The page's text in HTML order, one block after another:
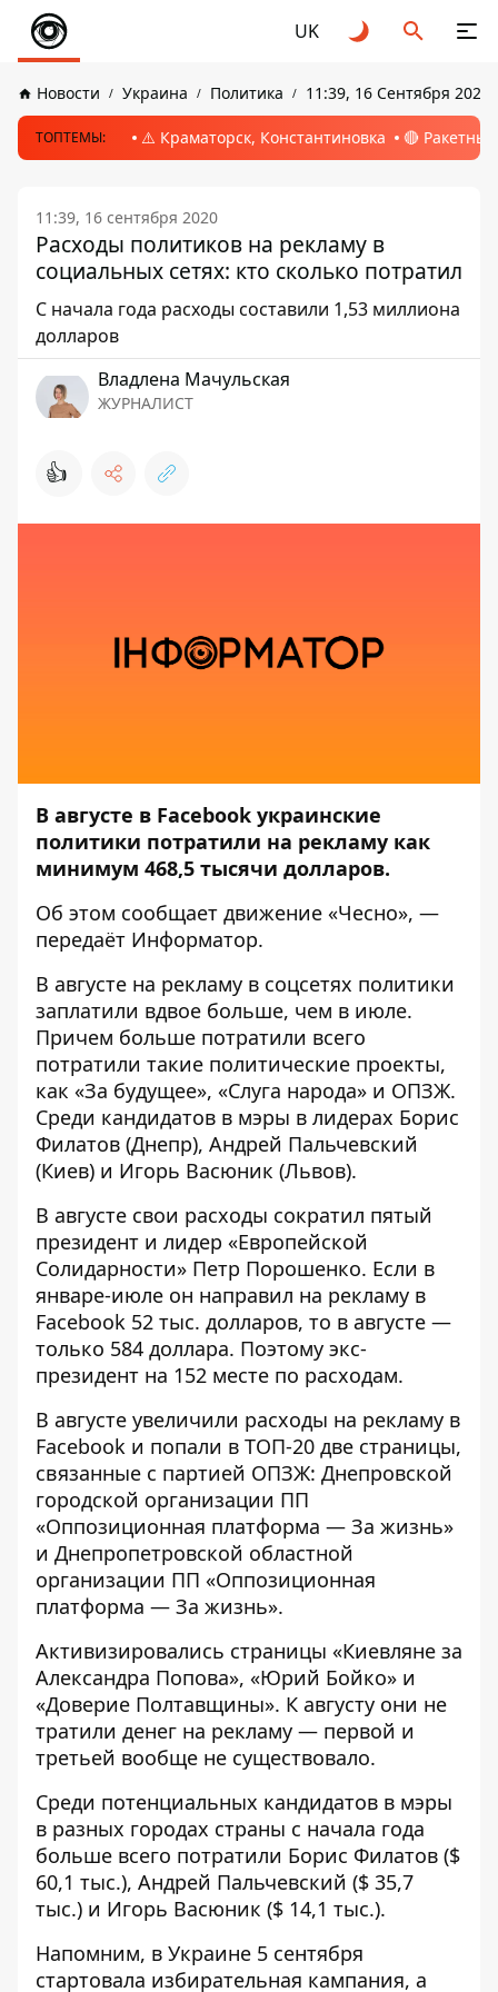
UK
Новости Украина Политика 11:39, 16 Сентября 2020
ТОПТЕМЫ: ⚠️ Краматорск, Константиновка 🔴
11:39, 16 сентября 2020
Расходы политиков на рекламу в
социальных сетях: кто сколько потратил
С начала года расходы составили 1,53 миллиона
долларов
Владлена Мачульская
ЖУРНАЛИСТ
👍
В августе в Facebook украинские
политики потратили на рекламу как
минимум 468,5 тысячи долларов.
Об этом сообщает движение «Чесно», —
передаёт Информатор.
В августе на рекламу в соцсетях политики
заплатили вдвое больше, чем в июле.
Причем больше потратили всего
потратили такие политические проекты,
как «За будущее», «Слуга народа» и ОПЗЖ.
Среди кандидатов в мэры в лидерах Борис
Филатов (Днепр), Андрей Пальчевский
(Киев) и Игорь Васюник (Львов).
В августе свои расходы сократил пятый
президент и лидер «Европейской
Солидарности» Петр Порошенко. Если в
январе-июле он направил на рекламу в
Facebook 52 тыс. долларов, то в августе —
только 584 доллара. Поэтому экс-
президент на 152 месте по расходам.
В августе увеличили расходы на рекламу в
Facebook и попали в ТОП-20 две страницы,
связанные с партией ОПЗЖ: Днепровской
городской организации ПП
«Оппозиционная платформа — За жизнь»
и Днепропетровской областной
организации ПП «Оппозиционная
платформа — За жизнь».
Активизировались страницы «Киевляне за
Александра Попова», «Юрий Бойко» и
«Доверие Полтавщины». К августу они не
тратили денег на рекламу — первой и
третьей вообще не существовало.
Среди потенциальных кандидатов в мэры
в разных городах страны с начала года
больше всего потратили Борис Филатов ($
60,1 тыс.), Андрей Пальчевский ($ 35,7
тыс.) и Игорь Васюник ($ 14,1 тыс.).
Напомним, в Украине 5 сентября
стартовала избирательная кампания, а